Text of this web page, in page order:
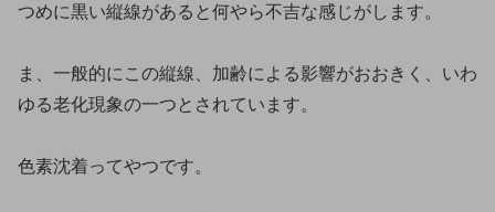
つめに黒い縦線があると何やら不吉な感じがします。
ま、一般的にこの縦線、加齢による影響がおおきく、いわ
ゆる老化現象の一つとされています。
色素沈着ってやつです。